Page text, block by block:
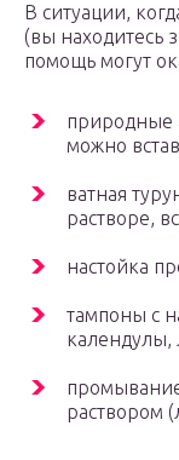
В ситуации,
(вы находитесь
помощь могут
природные
можно
ватная
растворе,
настойка
тампоны с
календулы,
раствором